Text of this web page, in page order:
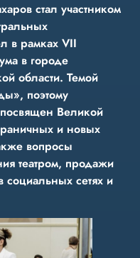
стал участником
в рамках VII
в городе
области. Темой
поэтому
Великой
и новых
вопросы
театром, продажи
социальных сетях и